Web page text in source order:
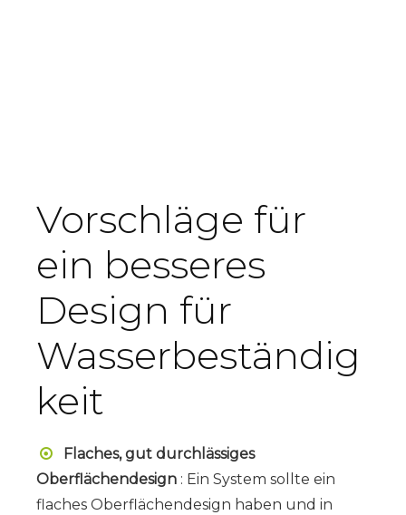
Vorschläge für
ein besseres
Design für
Wasserbeständig
keit

Flaches, gut durchlässiges
Oberflächendesign : Ein System sollte ein
flaches Oberflächendesign haben und in